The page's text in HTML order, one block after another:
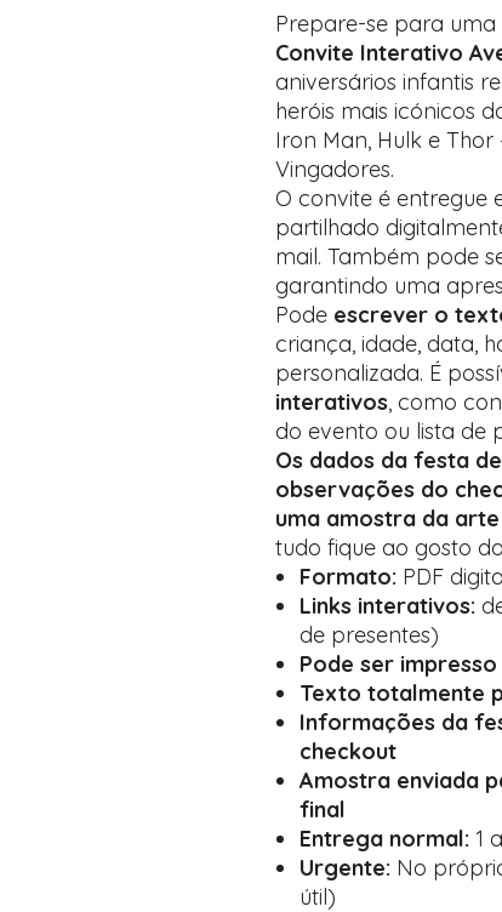
Prepare-se para
Convite Interativo
aniversários infantis
heróis mais icónicos
Iron Man, Hulk e
Vingadores.
O convite é entregue
partilhado
mail. Também pode
garantindo uma
Pode escrever o
criança, idade, data,
personalizada. É
interativos, como
do evento ou lista de
Os dados da festa
observações do
uma amostra da
tudo fique ao gosto
Formato: PDF
Links interativos:
de presentes)
Pode ser
Texto totalmente
Informações da
checkout
Amostra enviada
final
Entrega normal: 1
Urgente: No
útil)